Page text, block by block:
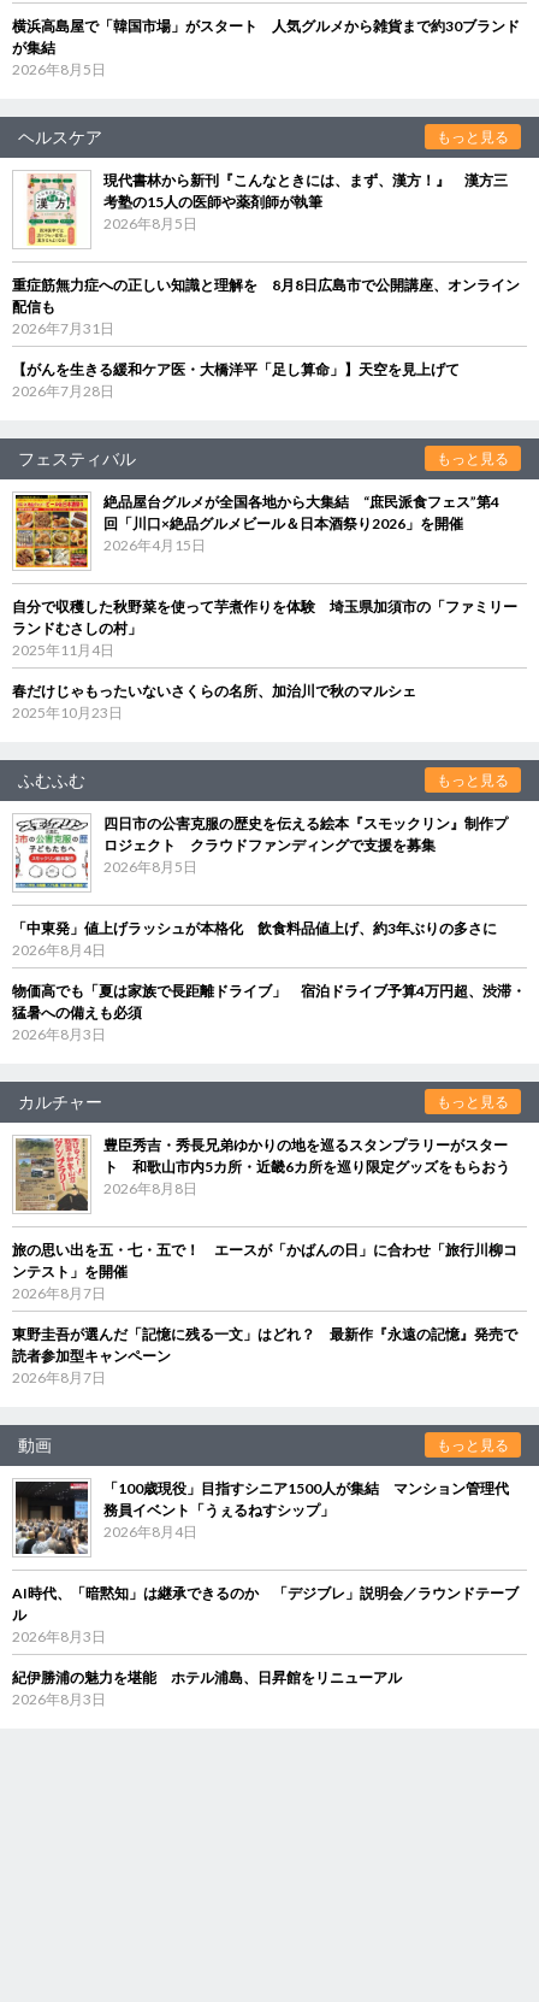
横浜高島屋で「韓国市場」がスタート 人気グルメから雑貨まで約30ブランド
が集結
2026年8月5日
ヘルスケア もっと見る
現代書林から新刊『こんなときには、まず、漢方！』 漢方三
考塾の15人の医師や薬剤師が執筆
2026年8月5日
重症筋無力症への正しい知識と理解を 8月8日広島市で公開講座、オンライン
配信も
2026年7月31日
【がんを生きる緩和ケア医・大橋洋平「足し算命」】天空を見上げて
2026年7月28日
フェスティバル もっと見る
絶品屋台グルメが全国各地から大集結 “庶民派食フェス”第4
回「川口×絶品グルメビール＆日本酒祭り2026」を開催
2026年4月15日
自分で収穫した秋野菜を使って芋煮作りを体験 埼玉県加須市の「ファミリー
ランドむさしの村」
2025年11月4日
春だけじゃもったいないさくらの名所、加治川で秋のマルシェ
2025年10月23日
ふむふむ もっと見る
四日市の公害克服の歴史を伝える絵本『スモックリン』制作プ
ロジェクト クラウドファンディングで支援を募集
2026年8月5日
「中東発」値上げラッシュが本格化 飲食料品値上げ、約3年ぶりの多さに
2026年8月4日
物価高でも「夏は家族で長距離ドライブ」 宿泊ドライブ予算4万円超、渋滞・
猛暑への備えも必須
2026年8月3日
カルチャー もっと見る
豊臣秀吉・秀長兄弟ゆかりの地を巡るスタンプラリーがスター
ト 和歌山市内5カ所・近畿6カ所を巡り限定グッズをもらおう
2026年8月8日
旅の思い出を五・七・五で！ エースが「かばんの日」に合わせ「旅行川柳コ
ンテスト」を開催
2026年8月7日
東野圭吾が選んだ「記憶に残る一文」はどれ？ 最新作『永遠の記憶』発売で
読者参加型キャンペーン
2026年8月7日
動画 もっと見る
「100歳現役」目指すシニア1500人が集結 マンション管理代
務員イベント「うぇるねすシップ」
2026年8月4日
AI時代、「暗黙知」は継承できるのか 「デジブレ」説明会／ラウンドテーブ
ル
2026年8月3日
紀伊勝浦の魅力を堪能 ホテル浦島、日昇館をリニューアル
2026年8月3日